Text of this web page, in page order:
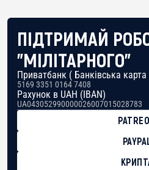
ПІДТРИМАЙ
"МІЛІТАРНОГО"
Приватбанк ( Банківська карта
5169 3351 0164 7408
Рахунок в UAH (IBAN)
UA043052990000026007015028783